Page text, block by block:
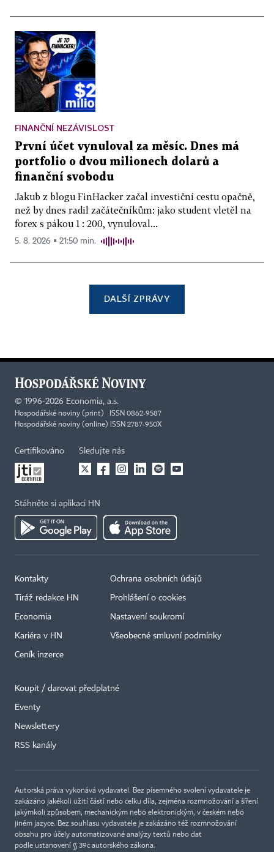
FINANČNÍ NEZÁVISLOST
První účet vynuloval za měsíc. Dnes má
portfolio o dvou milionech dolarů a
finanční svobodu
Jakub z blogu FinHacker začal investiční cestu opačně,
než by dnes radil začátečníkům: jako student vletěl na
forex s pákou 1 : 200, vynuloval...
5. 8. 2026 ▪ 21:50 min.
DALŠÍ ZPRÁVY
© 1996-2026 Economia, a.s.
Hospodářské noviny (print) ISSN 0862-9587
Hospodářské noviny (online) ISSN 2787-950X
Certifikováno Sledujte nás
Stáhněte si aplikaci HN
Kontakty
Tiráž redakce HN
Economia
Kariéra v HN
Ceník inzerce
Ochrana osobních údajů
Prohlášení o cookies
Nastavení soukromí
Všeobecné smluvní podmínky
Koupit / darovat předplatné
Eventy
Newslettery
RSS kanály
Autorská práva vykonává vydavatel. Bez písemného svolení vydavatele je
zakázáno jakékoli užití částí nebo celku díla, zejména rozmnožování a šíření
jakýmkoli způsobem, mechanickým nebo elektronickým, v českém nebo
jiném jazyce. Bez souhlasu vydavatele je zakázáno též rozmnožování
obsahu pro účely automatizované analýzy textů nebo dat
podle ustanovení § 39c autorského zákona.